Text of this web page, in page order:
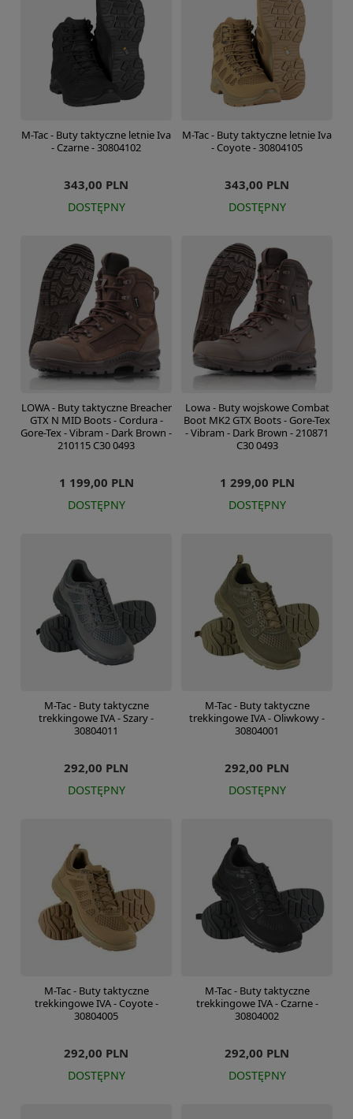
M-Tac - Buty taktyczne letnie Iva
- Czarne - 30804102
343,00 PLN
DOSTĘPNY
M-Tac - Buty taktyczne letnie Iva
- Coyote - 30804105
343,00 PLN
DOSTĘPNY
LOWA - Buty taktyczne Breacher
GTX N MID Boots - Cordura -
Gore-Tex - Vibram - Dark Brown -
210115 C30 0493
1 199,00 PLN
DOSTĘPNY
Lowa - Buty wojskowe Combat
Boot MK2 GTX Boots - Gore-Tex
- Vibram - Dark Brown - 210871
C30 0493
1 299,00 PLN
DOSTĘPNY
M-Tac - Buty taktyczne
trekkingowe IVA - Szary -
30804011
292,00 PLN
DOSTĘPNY
M-Tac - Buty taktyczne
trekkingowe IVA - Oliwkowy -
30804001
292,00 PLN
DOSTĘPNY
M-Tac - Buty taktyczne
trekkingowe IVA - Coyote -
30804005
292,00 PLN
DOSTĘPNY
M-Tac - Buty taktyczne
trekkingowe IVA - Czarne -
30804002
292,00 PLN
DOSTĘPNY